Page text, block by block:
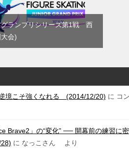
グランプリシリーズ第1戦 西
会)
境こそ強くなれる (2014/12/20) に コ
Brave2」の“変化” ── 開幕前の練習に密
に なっこさん より